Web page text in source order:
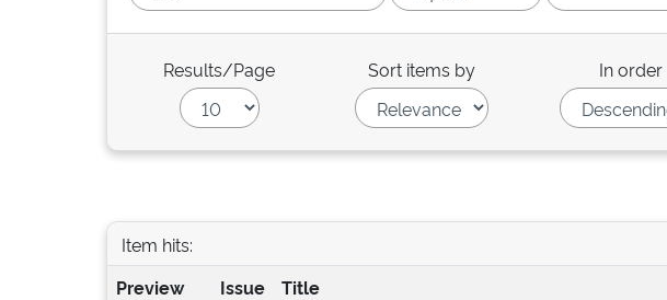
Results/Page Sort items by In order
Item hits:
Preview
Issue
Title